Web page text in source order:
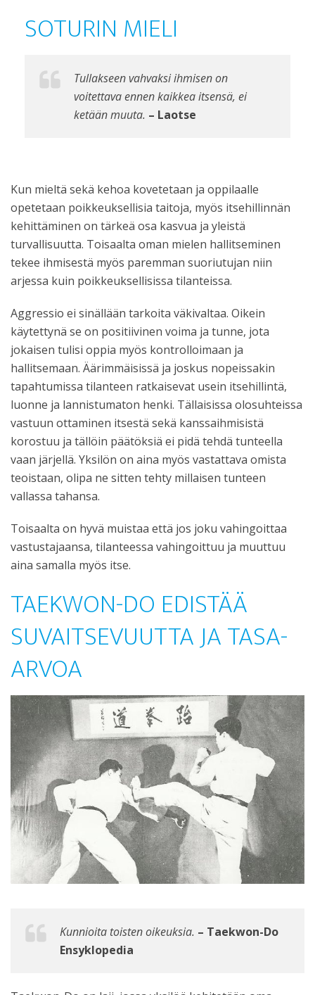
SOTURIN MIELI
Tullakseen vahvaksi ihmisen on
voitettava ennen kaikkea itsensä, ei
ketään muuta. – Laotse
Kun mieltä sekä kehoa kovetetaan ja oppilaalle
opetetaan poikkeuksellisia taitoja, myös itsehillinnän
kehittäminen on tärkeä osa kasvua ja yleistä
turvallisuutta. Toisaalta oman mielen hallitseminen
tekee ihmisestä myös paremman suoriutujan niin
arjessa kuin poikkeuksellisissa tilanteissa.
Aggressio ei sinällään tarkoita väkivaltaa. Oikein
käytettynä se on positiivinen voima ja tunne, jota
jokaisen tulisi oppia myös kontrolloimaan ja
hallitsemaan. Äärimmäisissä ja joskus nopeissakin
tapahtumissa tilanteen ratkaisevat usein itsehillintä,
luonne ja lannistumaton henki. Tällaisissa olosuhteissa
vastuun ottaminen itsestä sekä kanssaihmisistä
korostuu ja tällöin päätöksiä ei pidä tehdä tunteella
vaan järjellä. Yksilön on aina myös vastattava omista
teoistaan, olipa ne sitten tehty millaisen tunteen
vallassa tahansa.
Toisaalta on hyvä muistaa että jos joku vahingoittaa
vastustajaansa, tilanteessa vahingoittuu ja muuttuu
aina samalla myös itse.
TAEKWON-DO EDISTÄÄ
SUVAITSEVUUTTA JA TASA-
ARVOA
Kunnioita toisten oikeuksia. – Taekwon-Do
Ensyklopedia